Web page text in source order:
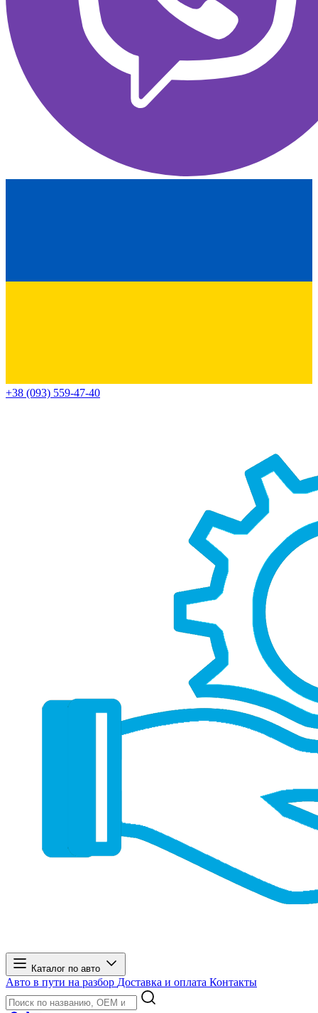
+38 (093) 559-47-40
Каталог по авто
Авто в пути на разбор Доставка и оплата Контакты